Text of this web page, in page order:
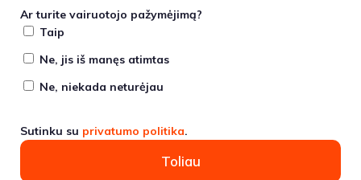
Ar turite vairuotojo pažymėjimą?
Taip
Ne, jis iš manęs atimtas
Ne, niekada neturėjau
Sutinku su privatumo politika.
Toliau